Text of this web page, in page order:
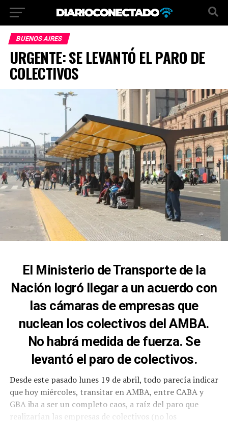
BUENOS AIRES
URGENTE: SE LEVANTÓ EL PARO DE
COLECTIVOS
El Ministerio de Transporte de la
Nación logró llegar a un acuerdo con
las cámaras de empresas que
nuclean los colectivos del AMBA.
No habrá medida de fuerza. Se
levantó el paro de colectivos.
Desde este pasado lunes 19 de abril, todo parecía indicar
que hoy miércoles, transitar en AMBA, entre CABA y
GBA iba a ser un completo caos, a raíz del paro que
realizarían las empresas de colectivos (no los